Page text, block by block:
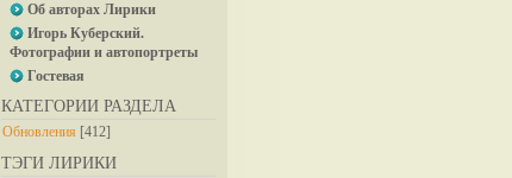
Об авторах Лирики
Игорь Куберский.
Фотографии и автопортреты
Гостевая
КАТЕГОРИИ РАЗДЕЛА
Обновления [412]
ТЭГИ ЛИРИКИ